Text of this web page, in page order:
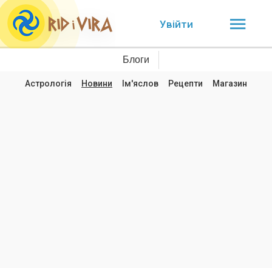
Увійти
Блоги
Астрологія Новини Ім'яслов Рецепти Магазин